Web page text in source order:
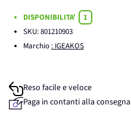
DISPONIBILITA'
1
SKU:801210903
Marchio : IGEAKOS
Reso facile e veloce
Paga in contanti alla consegna